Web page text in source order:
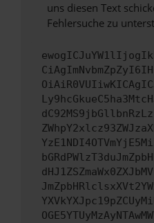
uns diesen Text
Fehlersuche zu